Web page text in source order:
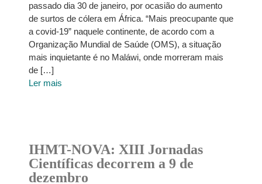
passado dia 30 de janeiro, por ocasião do aumento
de surtos de cólera em África. “Mais preocupante que
a covid-19” naquele continente, de acordo com a
Organização Mundial de Saúde (OMS), a situação
mais inquietante é no Maláwi, onde morreram mais
de […]
Ler mais
IHMT-NOVA: XIII Jornadas
Científicas decorrem a 9 de
dezembro